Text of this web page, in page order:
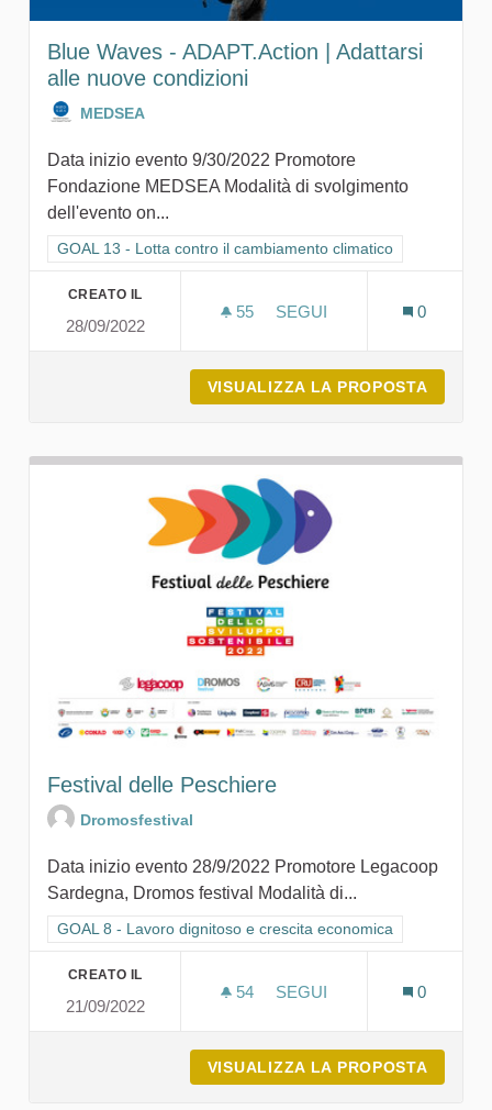
Blue Waves - ADAPT.Action | Adattarsi
alle nuove condizioni
MEDSEA
Data inizio evento 9/30/2022 Promotore
Fondazione MEDSEA Modalità di svolgimento
dell'evento on...
Filtra i risultati per categoria: GOAL 13 - Lotta contro il
GOAL 13 - Lotta contro il cambiamento climatico
CREATO IL
28/09/2022
55 55 SOSTENITORI
SEGUI
0
VISUALIZZA LA PROPOSTA
Festival delle Peschiere
Dromosfestival
Data inizio evento 28/9/2022 Promotore Legacoop
Sardegna, Dromos festival Modalità di...
Filtra i risultati per categoria: GOAL 8 - Lavoro dignitoso e
GOAL 8 - Lavoro dignitoso e crescita economica
CREATO IL
21/09/2022
54 54 SOSTENITORI
SEGUI
0
VISUALIZZA LA PROPOSTA